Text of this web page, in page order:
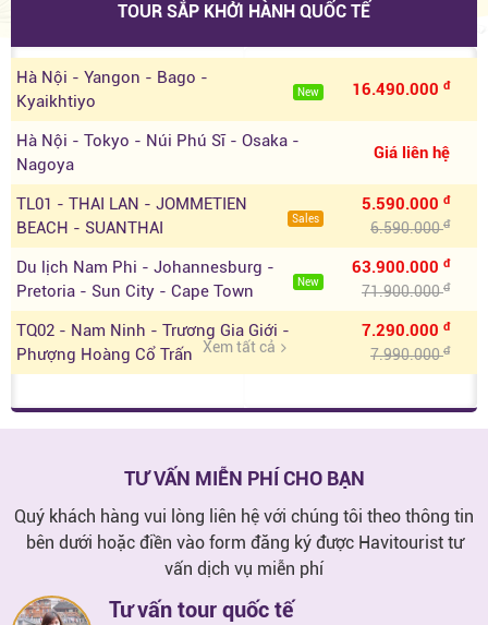
TOUR SẮP KHỞI HÀNH QUỐC TẾ
Hà Nội - Yangon - Bago -
Kyaikhtiyo
New 16.490.000 đ
Hà Nội - Tokyo - Núi Phú Sĩ - Osaka -
Nagoya
Giá liên hệ
TL01 - THAI LAN - JOMMETIEN
BEACH - SUANTHAI
Sales
5.590.000 đ
6.590.000đ
Du lịch Nam Phi - Johannesburg -
Pretoria - Sun City - Cape Town
New
63.900.000 đ
71.900.000đ
TQ02 - Nam Ninh - Trương Gia Giới -
Phượng Hoàng Cổ Trấn
7.290.000 đ
7.990.000đ
Xem tất cả
TƯ VẤN MIỄN PHÍ CHO BẠN
Quý khách hàng vui lòng liên hệ với chúng tôi theo thông tin
bên dưới hoặc điền vào form đăng ký được Havitourist tư
vấn dịch vụ miễn phí
Tư vấn tour quốc tế